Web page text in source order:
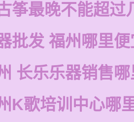
筝最晚不能超过
批发 福州哪里
长乐乐器销售
K歌培训中心哪